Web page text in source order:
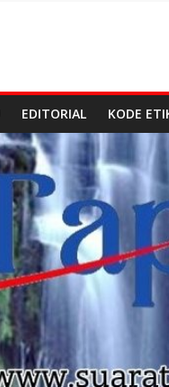
EDITORIAL KODE